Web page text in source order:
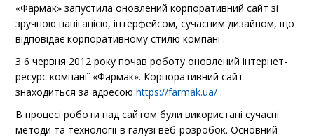
«Фармак» запустила оновлений корпоративний сайт зі
зручною навігацією, інтерфейсом, сучасним дизайном, що
відповідає корпоративному стилю компанії.
З 6 червня 2012 року почав роботу оновлений інтернет-
ресурс компанії «Фармак». Корпоративний сайт
знаходиться за адресоюhttps://farmak.ua/ .
В процесі роботи над сайтом були використані сучасні
методи та технології в галузі веб-розробок. Основний